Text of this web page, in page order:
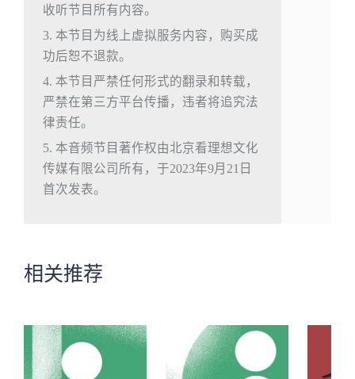
收听节目所有内容。
3. 本节目为线上虚拟服务内容，购买成
功后恕不退款。
4. 本节目严禁任何形式的翻录和转载，
严禁在第三方平台传播，违者将追究法
律责任。
5. 本音频节目著作权由北京看理想文化
传媒有限公司所有，于2023年9月21日
首次发表。
相关推荐